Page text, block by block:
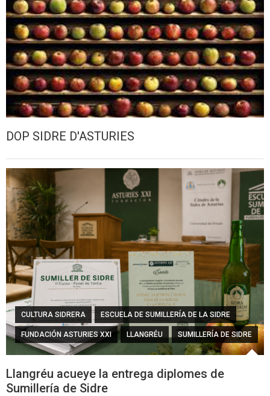
DOP SIDRE D'ASTURIES
CULTURA SIDRERA ESCUELA DE SUMILLERÍA DE LA SIDRE
FUNDACIÓN ASTURIES XXI LLANGRÉU SUMILLERÍA DE SIDRE
Llangréu acueye la entrega diplomes de
Sumillería de Sidre